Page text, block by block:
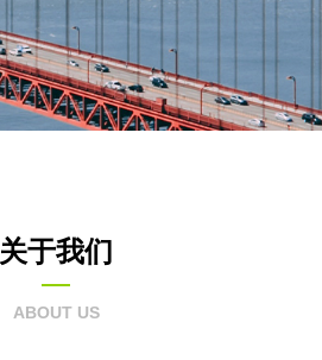
ABOUT US
关于我们